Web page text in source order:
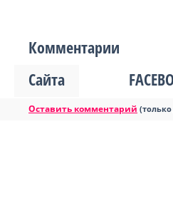
Комментарии
Сайта
Оставить комментарий